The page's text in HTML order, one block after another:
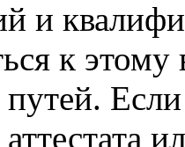
и
к
путей.